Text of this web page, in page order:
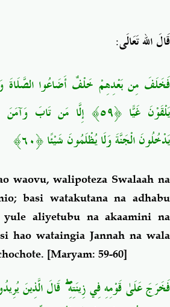
قَالَ الله تَعَالَى:
فَخَلَفَ مِن بَعْدِهِمْ خَلْفٌ أَضَاعُوا الصَّلَاةَ
يَلْقَوْنَ غَيًّا﴿٥٩﴾
إِلَّا مَن تَابَ
يَدْخُلُونَ الْجَنَّةَ وَلَا يُظْلَمُونَ شَيْئًا﴿٦٠﴾
waovu, walipoteza Swalaah na
basi watakutana na adhabu
aliyetubu na akaamini na
hao wataingia Jannah na wala
[Maryam: 59-60]
فَخَرَجَ عَلَىٰ قَوْمِهِ فِي زِينَتِهِۖ قَالَ الَّذِينَ